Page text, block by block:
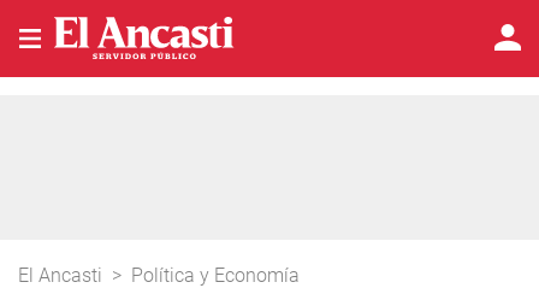
El Ancasti > Política y Economía